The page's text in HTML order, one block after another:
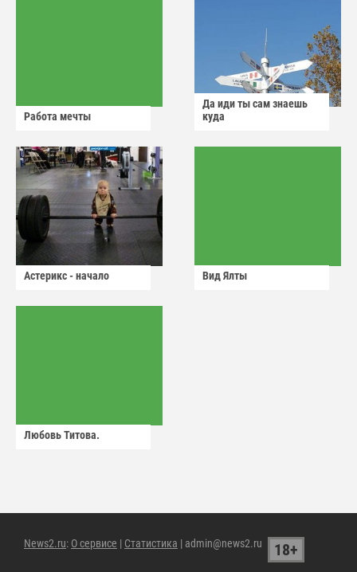
Работа мечты
Да иди ты сам знаешь
куда
Астерикс - начало Вид Ялты
Любовь Титова.
News2.ru: О сервисе | Статистика | admin@news2.ru 18+